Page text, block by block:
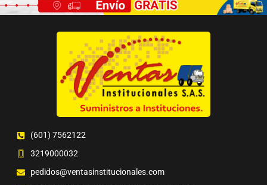
(601) 7562122
3219000032
pedidos@ventasinstitucionales.com